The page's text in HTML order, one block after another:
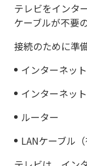
テレビをインタ
ケーブルが不要
接続のために準
インターネッ
インターネッ
ルーター
LANケーブル